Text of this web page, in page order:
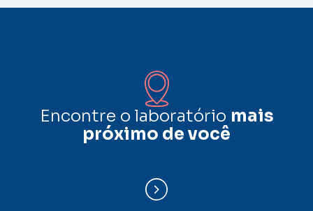
Encontre o laboratório mais
próximo de você